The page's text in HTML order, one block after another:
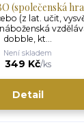
(společenská
(z lat. učit,
dobble, kt...
349 Kč/ks
Není skladem
Detail